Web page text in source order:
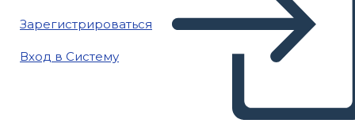
Зарегистрироваться
Вход в Систему